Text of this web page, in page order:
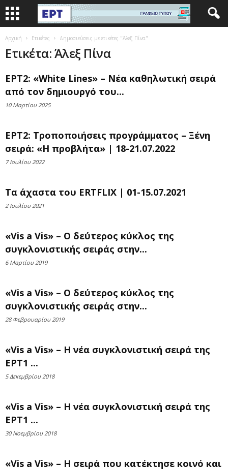
Αρχική Ετικέτες Δημοσιεύσεις με ετικέτες "Άλεξ Πίνα"
Ετικέτα: Άλεξ Πίνα
ΕΡΤ2: «White Lines» – Νέα καθηλωτική σειρά
από τον δημιουργό του...
10 Μαρτίου 2025
ΕΡΤ2: Τροποποιήσεις προγράμματος – Ξένη
σειρά: «Η προβλήτα» | 18-21.07.2022
7 Ιουλίου 2022
Τα άχαστα του ERTFLIX | 01-15.07.2021
2 Ιουλίου 2021
«Vis a Vis» – O δεύτερος κύκλος της
συγκλονιστικής σειράς στην...
6 Μαρτίου 2019
«Vis a Vis» – O δεύτερος κύκλος της
συγκλονιστικής σειράς στην...
28 Φεβρουαρίου 2019
«Vis a Vis» – Η νέα συγκλονιστική σειρά της
ΕΡΤ1 ...
5 Δεκεμβρίου 2018
«Vis a Vis» – Η νέα συγκλονιστική σειρά της
ΕΡΤ1 ...
30 Νοεμβρίου 2018
«Vis a Vis» – Η σειρά που κατέκτησε κοινό και